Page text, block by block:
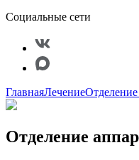
Социальные сети
ГлавнаяЛечение
Отделение